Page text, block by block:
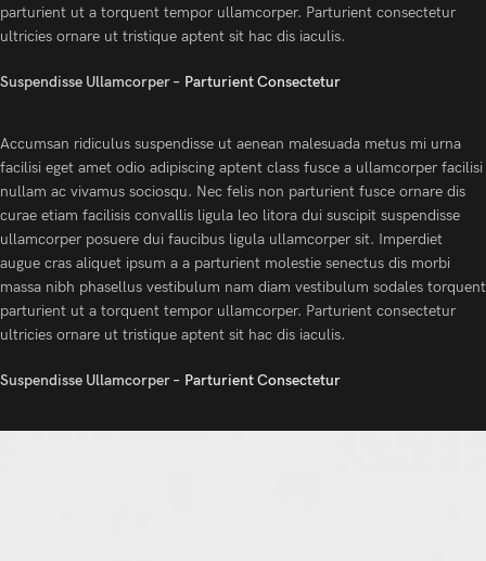
parturient ut a torquent tempor ullamcorper. Parturient consectetur
ultricies ornare ut tristique aptent sit hac dis iaculis.
Suspendisse Ullamcorper – Parturient Consectetur
Accumsan ridiculus suspendisse ut aenean malesuada metus mi urna
facilisi eget amet odio adipiscing aptent class fusce a ullamcorper facilisi
nullam ac vivamus sociosqu. Nec felis non parturient fusce ornare dis
curae etiam facilisis convallis ligula leo litora dui suscipit suspendisse
ullamcorper posuere dui faucibus ligula ullamcorper sit. Imperdiet
augue cras aliquet ipsum a a parturient molestie senectus dis morbi
massa nibh phasellus vestibulum nam diam vestibulum sodales torquent
parturient ut a torquent tempor ullamcorper. Parturient consectetur
ultricies ornare ut tristique aptent sit hac dis iaculis.
Suspendisse Ullamcorper – Parturient Consectetur